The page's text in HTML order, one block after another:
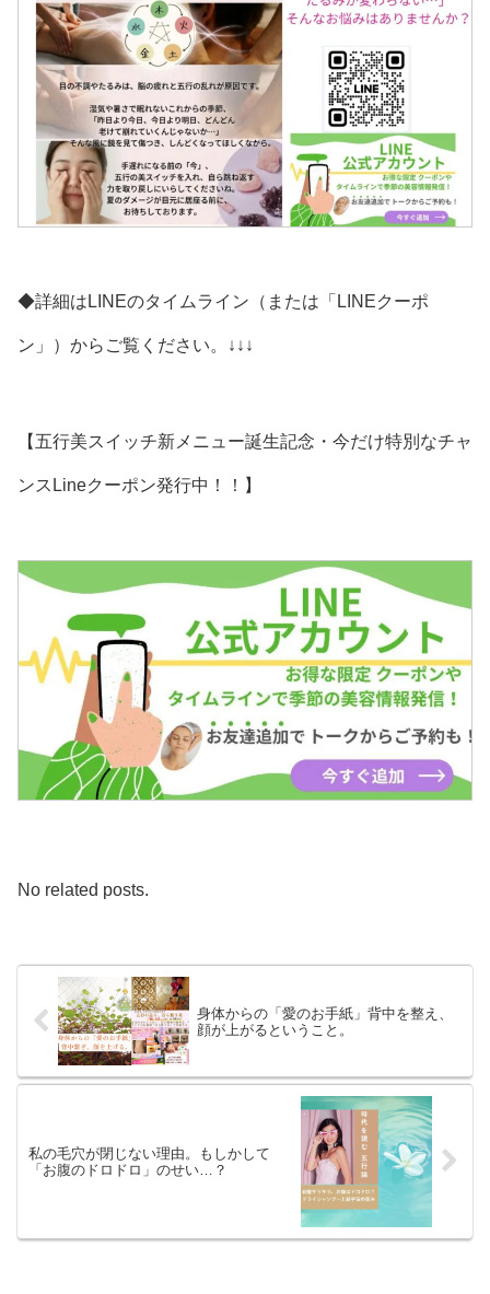
◆詳細はLINEのタイムライン（または「LINEクーポ
ン」）からご覧ください。↓↓↓
【五行美スイッチ新メニュー誕生記念・今だけ特別なチャ
ンスLineクーポン発行中！！】
No related posts.
身体からの「愛のお手紙」背中を整え、
顔が上がるということ。
私の毛穴が閉じない理由。もしかして
「お腹のドロドロ」のせい…？